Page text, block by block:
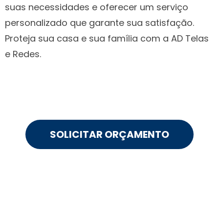
suas necessidades e oferecer um serviço
personalizado que garante sua satisfação.
Proteja sua casa e sua família com a AD Telas
e Redes.
SOLICITAR ORÇAMENTO